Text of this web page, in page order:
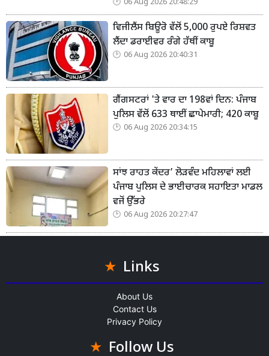
06 Aug 2026 20:48:29
ਵਿਜੀਲੈਂਸ ਬਿਊਰੋ ਵੱਲੋਂ 5,000 ਰੁਪਏ ਰਿਸ਼ਵਤ
ਲੈਂਦਾ ਡਰਾਈਵਰ ਰੰਗੇ ਹੱਥੀਂ ਕਾਬੂ
06 Aug 2026 20:40:31
ਗੈਂਗਸਟਰਾਂ 'ਤੇ ਵਾਰ ਦਾ 198ਵਾਂ ਦਿਨ: ਪੰਜਾਬ
ਪੁਲਿਸ ਵੱਲੋਂ 633 ਥਾਈਂ ਛਾਪੇਮਾਰੀ; 420 ਕਾਬੂ
06 Aug 2026 20:34:15
ਸਾਂਝ ਰਾਹਤ ਕੇਂਦਰ’ ਲੋੜਵੰਦ ਮਹਿਲਾਵਾਂ ਲਈ
ਪੰਜਾਬ ਪੁਲਿਸ ਦੇ ਭਾਈਚਾਰਕ ਸਹਾਇਤਾ ਮਾਡਲ
ਵਜੋਂ ਉੱਭਰੇ
06 Aug 2026 20:27:47
Links
About Us
Contact Us
Privacy Policy
Follow Us